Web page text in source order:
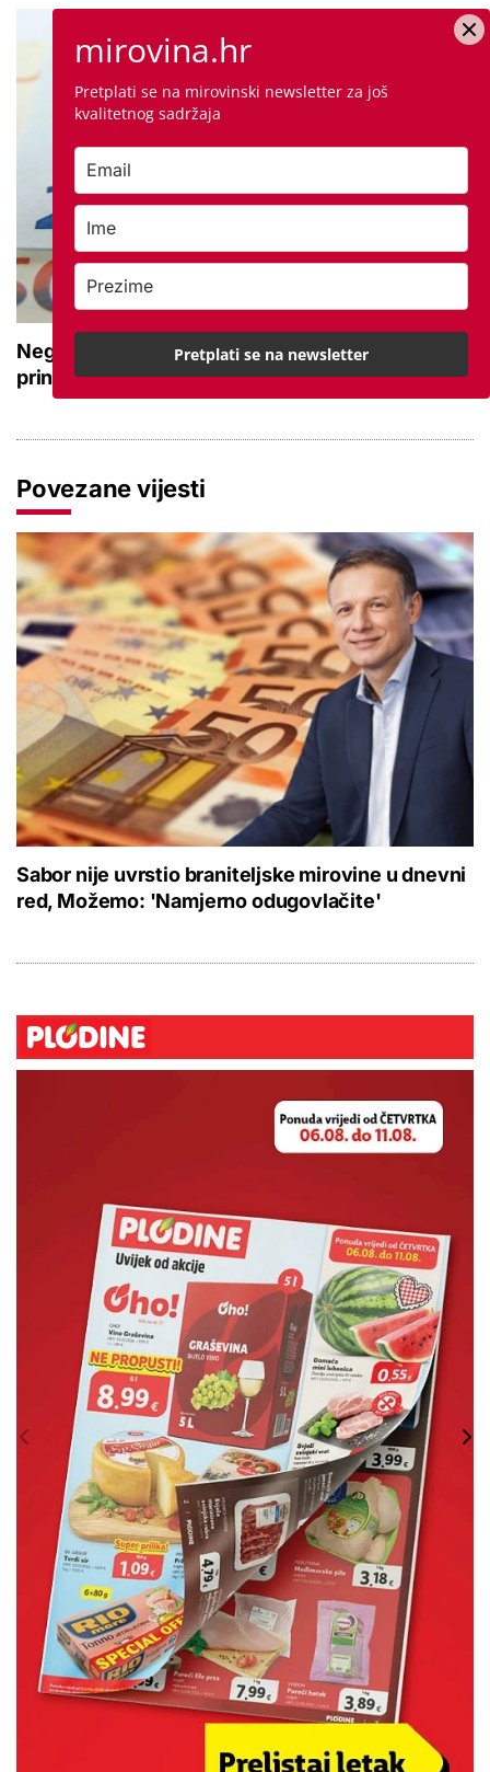
Negativna promjena u drugom stupu: Srpanjski
prinosi većine fondova otišli u minus
Povezane vijesti
Sabor nije uvrstio braniteljske mirovine u dnevni
red, Možemo: 'Namjerno odugovlačite'
mirovina.hr
Pretplati se na mirovinski newsletter za još
kvalitetnog sadržaja
Pretplati se na newsletter